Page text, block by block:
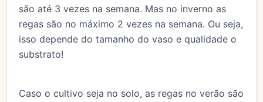
são até 3 vezes na semana. Mas no inverno as
regas são no máximo 2 vezes na semana. Ou seja,
isso depende do tamanho do vaso e qualidade o
substrato!
Caso o cultivo seja no solo, as regas no verão são